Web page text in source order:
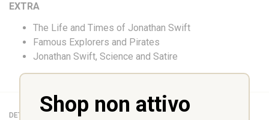
Shop non attivo
EXTRA
The Life and Times of Jonathan Swift
Famous Explorers and Pirates
Jonathan Swift, Science and Satire
DETTAGLI